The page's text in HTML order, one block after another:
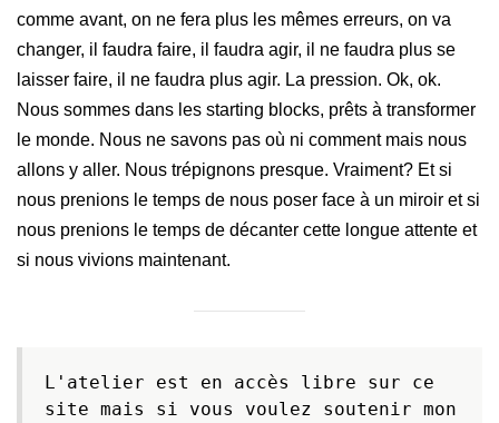
comme avant, on ne fera plus les mêmes erreurs, on va
changer, il faudra faire, il faudra agir, il ne faudra plus se
laisser faire, il ne faudra plus agir. La pression. Ok, ok.
Nous sommes dans les starting blocks, prêts à transformer
le monde. Nous ne savons pas où ni comment mais nous
allons y aller. Nous trépignons presque. Vraiment? Et si
nous prenions le temps de nous poser face à un miroir et si
nous prenions le temps de décanter cette longue attente et
si nous vivions maintenant.
L'atelier est en accès libre sur ce
site mais si vous voulez soutenir mon